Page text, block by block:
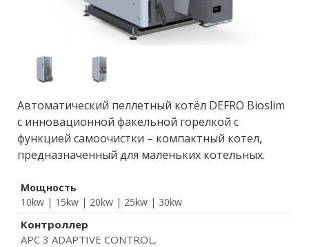
Автоматический пеллетный котёл DEFRO Bioslim
с инновационной факельной горелкой с
функцией самоочистки – компактный котел,
предназначенный для маленьких котельных.
Мощность
10kw | 15kw | 20kw | 25kw | 30kw
Контроллер
APC 3 ADAPTIVE CONTROL,